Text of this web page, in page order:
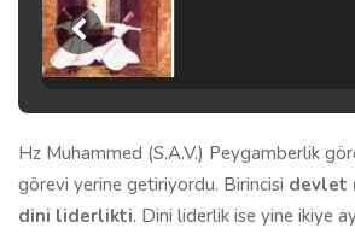
Hz Muhammed (S.A.V.) Peygamberlik
görevi yerine getiriyordu. Birincisi devlet
dini liderlikti. Dini liderlik ise yine ikiye